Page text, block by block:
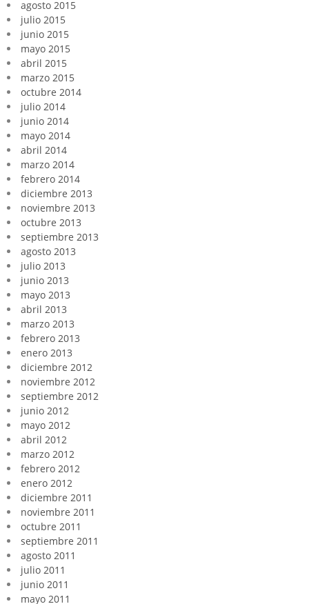
agosto 2015
julio 2015
junio 2015
mayo 2015
abril 2015
marzo 2015
octubre 2014
julio 2014
junio 2014
mayo 2014
abril 2014
marzo 2014
febrero 2014
diciembre 2013
noviembre 2013
octubre 2013
septiembre 2013
agosto 2013
julio 2013
junio 2013
mayo 2013
abril 2013
marzo 2013
febrero 2013
enero 2013
diciembre 2012
noviembre 2012
septiembre 2012
junio 2012
mayo 2012
abril 2012
marzo 2012
febrero 2012
enero 2012
diciembre 2011
noviembre 2011
octubre 2011
septiembre 2011
agosto 2011
julio 2011
junio 2011
mayo 2011